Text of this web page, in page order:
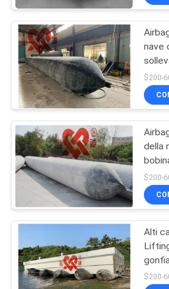
Marine
Fenders
Cuscini
gomma
nave
della
$200-
della
$200-
Alti
$200-